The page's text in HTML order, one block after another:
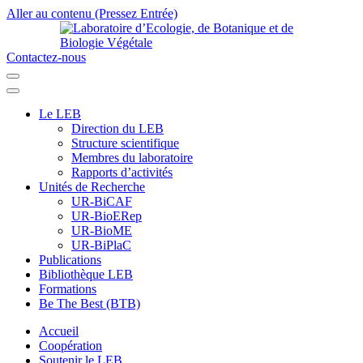
Aller au contenu (Pressez Entrée)
Contactez-nous
Le LEB
Direction du LEB
Structure scientifique
Membres du laboratoire
Rapports d’activités
Unités de Recherche
UR-BiCAF
UR-BioERep
UR-BioME
UR-BiPlaC
Publications
Bibliothèque LEB
Formations
Be The Best (BTB)
Accueil
Coopération
Soutenir le LEB